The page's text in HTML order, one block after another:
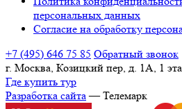
персональных данных
Согласие на обработку
+7 (495) 646 75 85 Обратный звонок
г. Москва, Козицкий пер, д. 1А, 1
Где купить тур
Разработка сайта— Телемарк